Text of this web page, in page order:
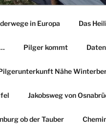
in Europa Das
Pilger kommt
Nähe
Jakobsweg von
ob der Tauber